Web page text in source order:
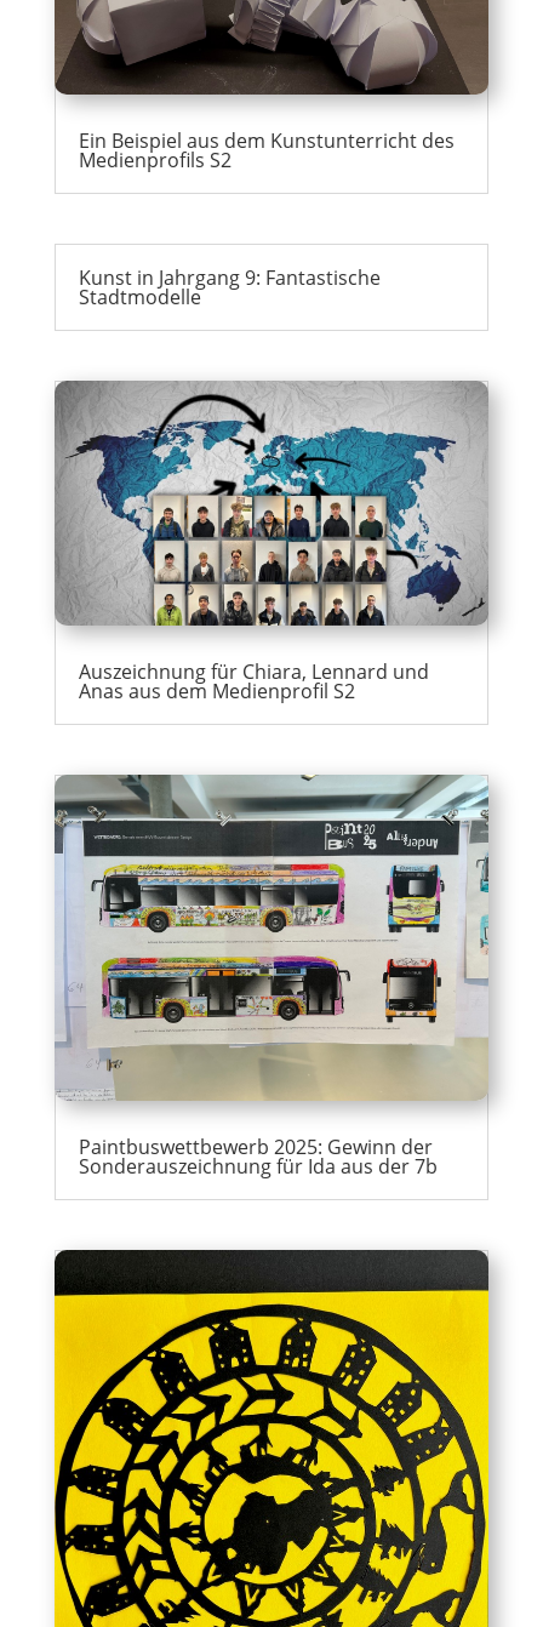
Ein Beispiel aus dem Kunstunterricht des
Medienprofils S2
Kunst in Jahrgang 9: Fantastische
Stadtmodelle
Auszeichnung für Chiara, Lennard und
Anas aus dem Medienprofil S2
Paintbuswettbewerb 2025: Gewinn der
Sonderauszeichnung für Ida aus der 7b